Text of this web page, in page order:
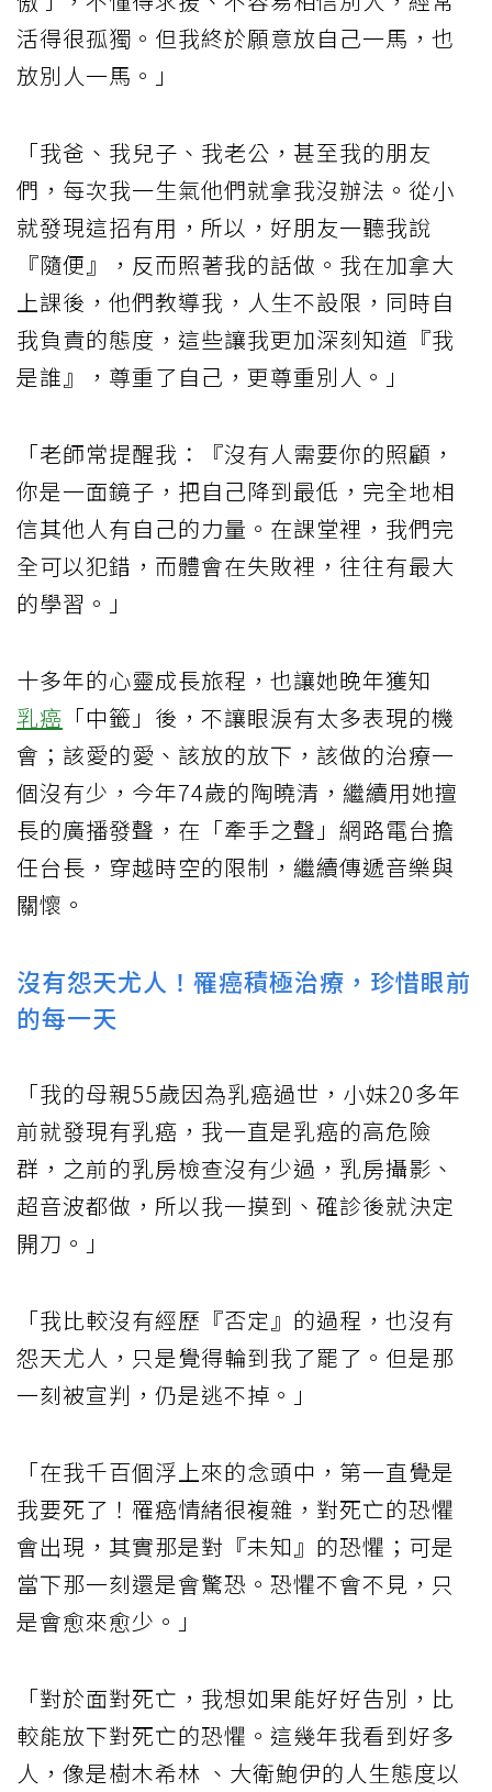
活得很孤獨。但我終於願意放自己一馬，也
放別人一馬。」
「我爸、我兒子、我老公，甚至我的朋友
們，每次我一生氣他們就拿我沒辦法。從小
就發現這招有用，所以，好朋友一聽我說
『隨便』，反而照著我的話做。我在加拿大
上課後，他們教導我，人生不設限，同時自
我負責的態度，這些讓我更加深刻知道『我
是誰』，尊重了自己，更尊重別人。」
「老師常提醒我：『沒有人需要你的照顧，
你是一面鏡子，把自己降到最低，完全地相
信其他人有自己的力量。在課堂裡，我們完
全可以犯錯，而體會在失敗裡，往往有最大
的學習。」
十多年的心靈成長旅程，也讓她晚年獲知
乳癌 「中籤」後，不讓眼淚有太多表現的機
會；該愛的愛、該放的放下，該做的治療一
個沒有少，今年74歲的陶曉清，繼續用她擅
長的廣播發聲，在「牽手之聲」網路電台擔
任台長，穿越時空的限制，繼續傳遞音樂與
關懷。
沒有怨天尤人！罹癌積極治療，珍惜眼前
的每一天
「我的母親55歲因為乳癌過世，小妹20多年
前就發現有乳癌，我一直是乳癌的高危險
群，之前的乳房檢查沒有少過，乳房攝影、
超音波都做，所以我一摸到、確診後就決定
開刀。」
「我比較沒有經歷『否定』的過程，也沒有
怨天尤人，只是覺得輪到我了罷了。但是那
一刻被宣判，仍是逃不掉。」
「在我千百個浮上來的念頭中，第一直覺是
我要死了！罹癌情緒很複雜，對死亡的恐懼
會出現，其實那是對『未知』的恐懼；可是
當下那一刻還是會驚恐。恐懼不會不見，只
是會愈來愈少。」
「對於面對死亡，我想如果能好好告別，比
較能放下對死亡的恐懼。這幾年我看到好多
人，像是樹木希林 、大衛鮑伊的人生態度以